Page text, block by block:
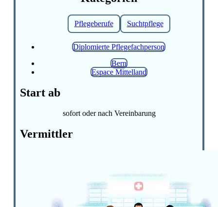
Pflegeberufe Suchtpflege
Diplomierte Pflegefachperson
Bern
Espace Mittelland
Start ab
sofort oder nach Vereinbarung
Vermittler